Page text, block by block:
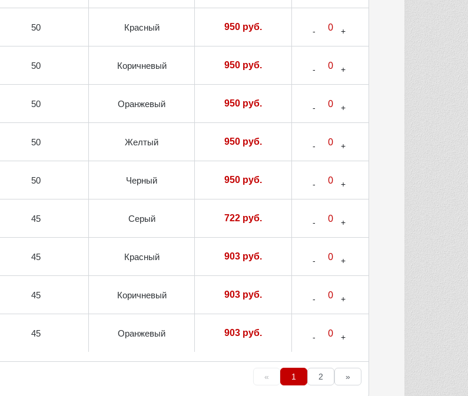
50 Красный 950 руб.
50 Коричневый 950 руб.
50 Оранжевый 950 руб.
50 Желтый 950 руб.
50 Черный 950 руб.
45 Серый 722 руб.
45 Красный 903 руб.
45 Коричневый 903 руб.
45 Оранжевый 903 руб.
« 1 2 »